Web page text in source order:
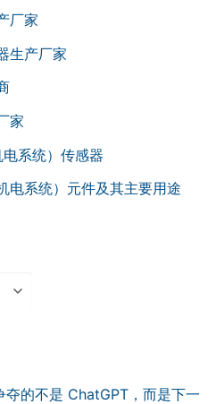
厂家
生产厂家
家
系统）传感器
电系统）元件及其主要用途
的不是 ChatGPT，而是下一